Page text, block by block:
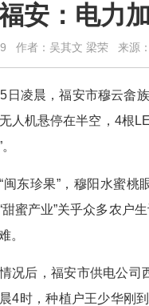
安：电力
作者：吴其文 梁荣 来源
日凌晨，福安市穆云畲
人机悬停在半空，4根
闽东珍果”，穆阳水蜜
甜蜜产业”关乎众多农户
。
况后，福安市供电公司
4时，种植户王少华刚